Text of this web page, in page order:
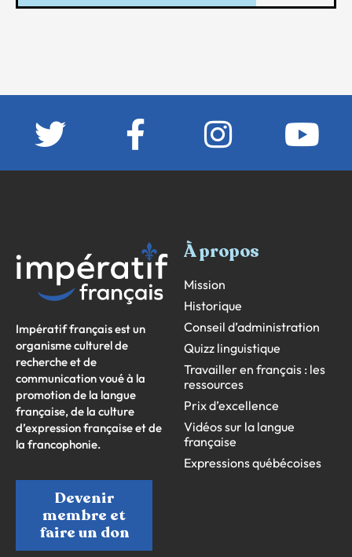
Impératif français est un
organisme culturel de
recherche et de
communication voué à la
promotion de la langue
française, de la culture
d’expression française et de
la francophonie.
Devenir
membre et
faire un don
À propos
Mission
Historique
Conseil d’administration
Quizz linguistique
Travailler en français : les
ressources
Prix d’excellence
Vidéos sur la langue
française
Expressions québécoises